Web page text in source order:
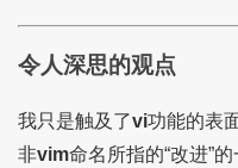
令人深思的观点
我只是触及了vi功能的表
非vim命名所指的“改进”